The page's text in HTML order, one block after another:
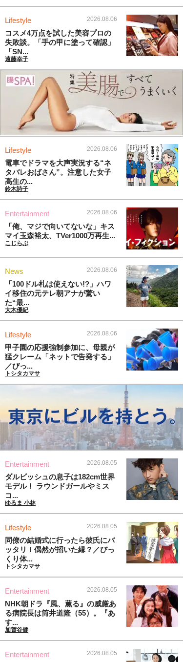
Lifestyle 2026.08.06
コスメ4万点を試した美容プロの
失敗談。「手の甲に塗って確認」
「SN...
遠藤幸子
Lifestyle 2026.08.06
電車でドラマを大声実況する“ネ
タバレおばさん”。注意した女子
高生の...
鈴木詩子
Entertainment 2026.08.06
「俺、マジで向いてないな」キス
マイ玉森裕太、TVer1000万再生...
こじらぶ
News 2026.08.06
「100ドル札は使えない!?」ハワ
イ移住の元テレ朝アナが驚い
た“最...
大木優紀
Lifestyle 2026.08.06
甲子園の応援強制参加に、母親が
猛クレーム「ネットで告発する」
／びっ...
トシタカマサ
Entertainment 2026.08.05
ダルビッシュの息子は182cm世界
モデル！ ラウンドガールやミス
コ...
ゆるま 小林
Lifestyle 2026.08.05
同僚の結婚式に行ったら彼氏にバ
ッタリ！偶然が招いた縁？／びっ
くり体...
トシタカマサ
Entertainment 2026.08.05
NHK朝ドラ『風、薫る』の威厳あ
る病院長は筒井道隆（55）。『あ
す...
加賀谷健
Entertainment 2026.08.05